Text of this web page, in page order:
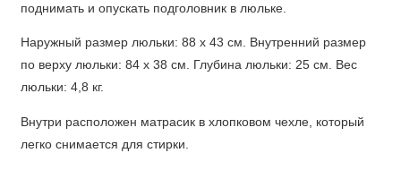
поднимать и опускать подголовник в люльке.
Наружный размер люльки: 88 х 43 см. Внутренний размер
по верху люльки: 84 х 38 см. Глубина люльки: 25 см. Вес
люльки: 4,8 кг.
Внутри расположен матрасик в хлопковом чехле, который
легко снимается для стирки.